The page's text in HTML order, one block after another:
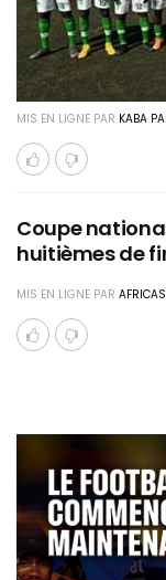
MIS EN LIGNE PAR KABA
Coupe
huitièmes de
MIS EN LIGNE PAR